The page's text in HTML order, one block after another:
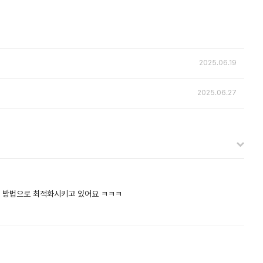
2025.06.19
2025.06.27
법으로 최적화시키고 있어요 ㅋㅋㅋ